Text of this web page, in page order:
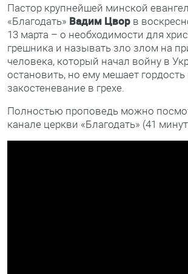
Пастор крупнейшей минской
«Благодать» Вадим Цвор в
13 марта – о необходимости для
грешника и называть зло злом на
человека, который начал войну в
остановить, но ему мешает гордость
закостеневание в грехе.
Полностью проповедь можно
канале церкви «Благодать» (41